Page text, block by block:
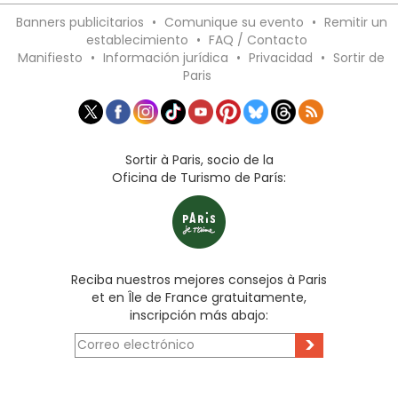
Banners publicitarios • Comunique su evento • Remitir un
establecimiento • FAQ / Contacto
Manifiesto • Información jurídica • Privacidad • Sortir de
Paris
Sortir à Paris, socio de la
Oficina de Turismo de París:
Reciba nuestros mejores consejos à Paris
et en Île de France gratuitamente,
inscripción más abajo:
>